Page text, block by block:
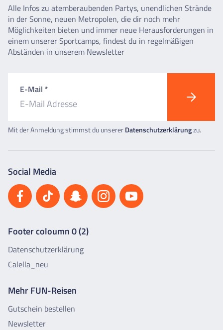
Alle Infos zu atemberaubenden Partys, unendlichen Strände
in der Sonne, neuen Metropolen, die dir noch mehr
Möglichkeiten bieten und immer neue Herausforderungen in
einem unserer Sportcamps, findest du in regelmäßigen
Abständen in unserem Newsletter
E-Mail *
Mit der Anmeldung stimmst du unsererDatenschutzerklärungzu.
Social Media
Footer coloumn 0 (2)
Datenschutzerklärung
Calella_neu
Mehr FUN-Reisen
Gutschein bestellen
Newsletter